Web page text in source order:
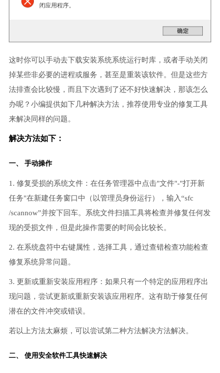
闭应用程序。
这时你可以手动去下载安装系统系统运行时库，或者手动关闭
掉某些非必要的进程或服务，甚至是重装该软件。但是这些方
法排查会比较慢，而且下次遇到了还不好快速解决，那该怎么
办呢？小编提供如下几种解决方法，推荐使用专业的修复工具
来解决同样的问题。
解决方法如下：
一、 手动操作
1. 修复受损的系统文件：在任务管理器中点击"文件"-"打开新
任务"在新建任务窗口中（以管理员身份运行），输入“sfc
/scannow”并按下回车。系统文件扫描工具将检查并修复任何发
现的受损文件，但是此操作需要的时间会比较长。
2. 在系统盘符中右键属性，选择工具，通过查错检查功能检查
修复系统异常问题。
3. 更新或重新安装应用程序：如果只有一个特定的应用程序出
现问题，尝试更新或重新安装该应用程序。这有助于修复任何
潜在的文件冲突或错误。
若以上方法太麻烦，可以尝试第二种方法解决方法解决。
二、 使用安全软件工具快速解决